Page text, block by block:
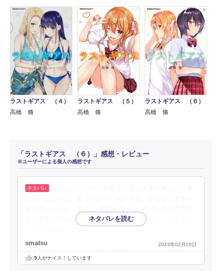
ラストギアス （４）
高橋 脩
ラストギアス （５）
高橋 脩
ラストギアス （６）
高橋 脩
「ラストギアス （６）」感想・レビュー
※ユーザーによる個人の感想です
こじれまくりになり、次巻で終わりらしいので、ここで
smatsu 2023年02月19日
5人がナイス！しています